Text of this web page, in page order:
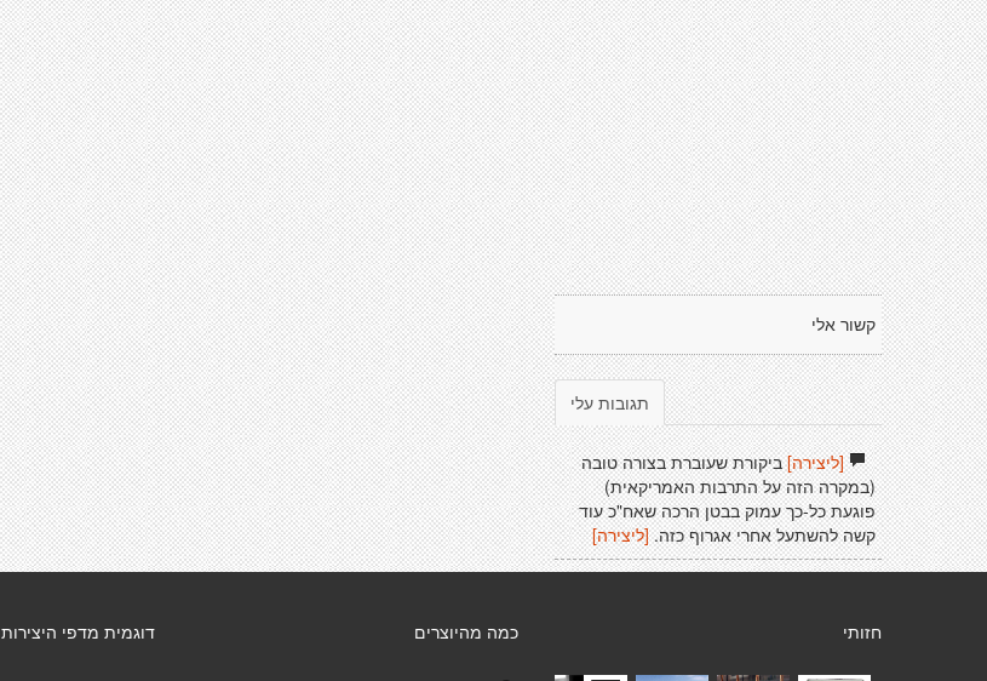
קשור אלי
תגובות עלי
[ליצירה]ביקורת שעוברת בצורה טובה
(במקרה הזה על התרבות האמריקאית)
פוגעת כל-כך עמוק בבטן הרכה שאח"כ עוד
קשה להשתעל אחרי אגרוף כזה. [ליצירה]
דוגמית מדפי היצירות כמה מהיוצרים חזותי